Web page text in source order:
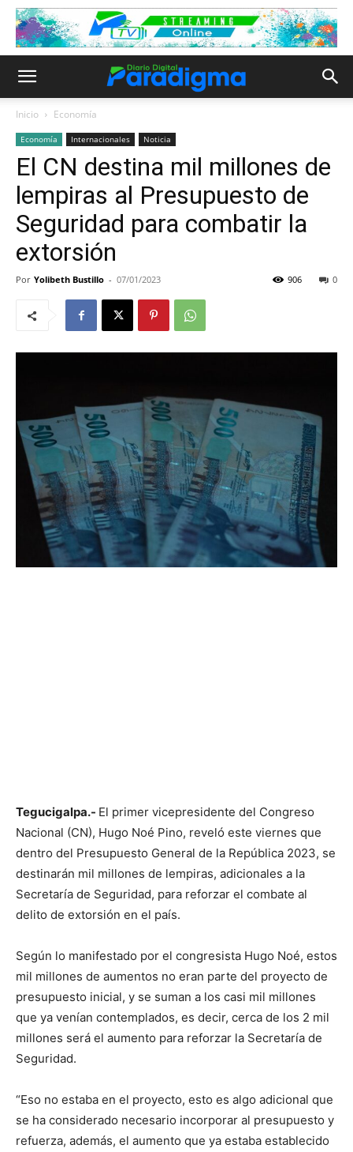
Inicio Economía
Economía Internacionales Noticia
El CN destina mil millones de
lempiras al Presupuesto de
Seguridad para combatir la
extorsión
Por Yolibeth Bustillo - 07/01/2023 0
906
Tegucigalpa.- El primer vicepresidente del Congreso
Nacional (CN), Hugo Noé Pino, reveló este viernes que
dentro del Presupuesto General de la República 2023, se
destinarán mil millones de lempiras, adicionales a la
Secretaría de Seguridad, para reforzar el combate al
delito de extorsión en el país.
Según lo manifestado por el congresista Hugo Noé, estos
mil millones de aumentos no eran parte del proyecto de
presupuesto inicial, y se suman a los casi mil millones
que ya venían contemplados, es decir, cerca de los 2 mil
millones será el aumento para reforzar la Secretaría de
Seguridad.
“Eso no estaba en el proyecto, esto es algo adicional que
se ha considerado necesario incorporar al presupuesto y
refuerza, además, el aumento que ya estaba establecido